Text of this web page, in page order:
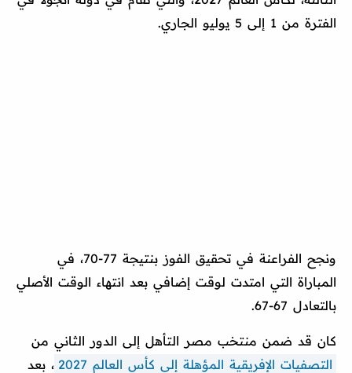
الفترة من 1 إلى 5 يوليو الجاري.
ونجح الفراعنة في تحقيق الفوز بنتيجة 77-70، في
المباراة التي امتدت لوقت إضافي بعد انتهاء الوقت الأصلي
بالتعادل 67-67.
كان قد ضمن منتخب مصر التأهل إلى الدور الثاني من
التصفيات الإفريقية المؤهلة إلى كأس العالم 2027
، بعد